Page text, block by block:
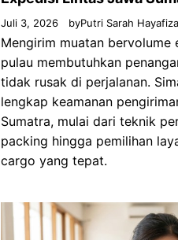
Juli 3, 2026 byPutri Sarah
Mengirim muatan bervolume
pulau membutuhkan
tidak rusak di perjalanan.
lengkap keamanan
Sumatra, mulai dari teknik
packing hingga pemilihan
cargo yang tepat.